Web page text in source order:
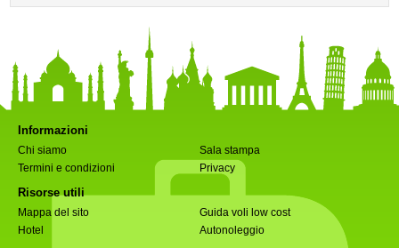
Informazioni
Chi siamo
Sala stampa
Termini e condizioni
Privacy
Risorse utili
Mappa del sito
Guida voli low cost
Hotel
Autonoleggio